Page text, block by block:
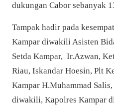
dukungan Cabor sebanyak
Tampak hadir pada
Kampar diwakiliAsisten
Setda Kampar, Ir.Azwan,
Riau, Iskandar Hoesin, Plt
Kampar H.Muhammad
diwakili, Kapolres Kampar